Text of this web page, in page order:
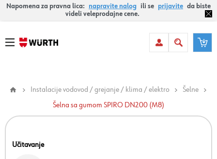
Napomena za pravna lica: napravite nalog ili se prijavite da biste
videli veleprodajne cene.
Instalacije vodovod / grejanje / klima / elektro
Šelne
Šelna sa gumom SPIRO DN200 (M8)
Učitavanje